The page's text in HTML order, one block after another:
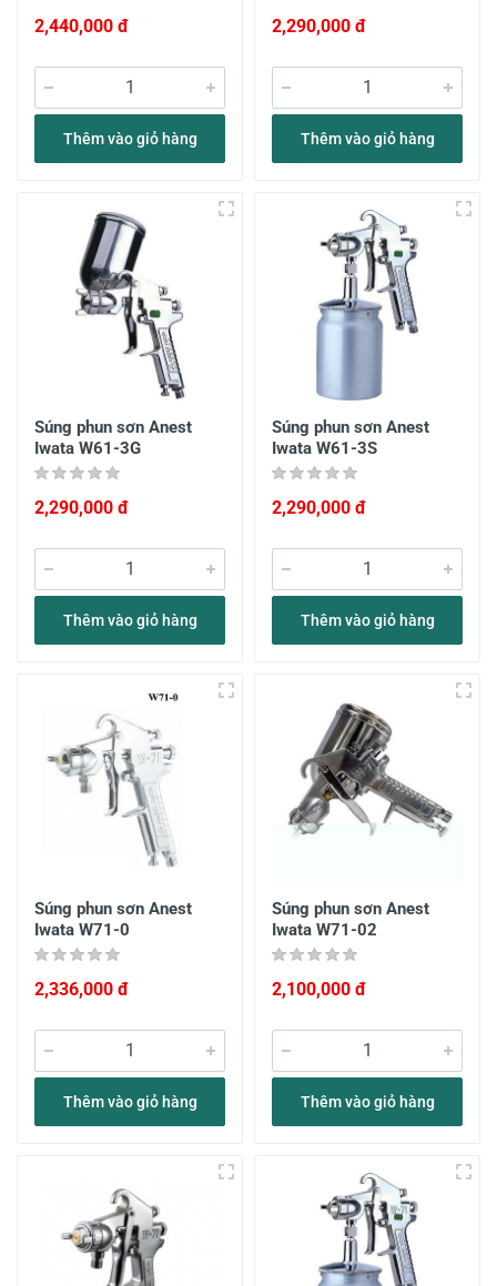
2,440,000 đ
Thêm vào giỏ hàng
2,290,000 đ
Thêm vào giỏ hàng
Súng phun sơn Anest
Iwata W61-3G
2,290,000 đ
Thêm vào giỏ hàng
Súng phun sơn Anest
Iwata W61-3S
2,290,000 đ
Thêm vào giỏ hàng
Súng phun sơn Anest
Iwata W71-0
2,336,000 đ
Thêm vào giỏ hàng
Súng phun sơn Anest
Iwata W71-02
2,100,000 đ
Thêm vào giỏ hàng